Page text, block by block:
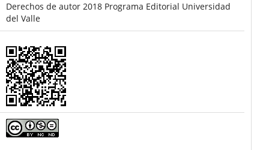
Derechos de autor 2018 Programa Editorial Universidad
del Valle